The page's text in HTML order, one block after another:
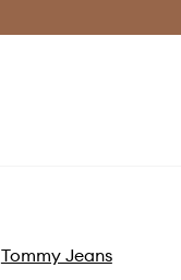
Tommy Jeans